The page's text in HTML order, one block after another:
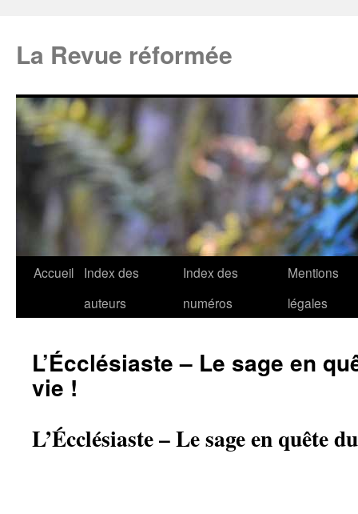
La Revue réformée
Accueil
Index des
auteurs
Index des
numéros
Mentions
légales
L’Écclésiaste – Le sage en
vie !
L’Écclésiaste – Le sage en quête